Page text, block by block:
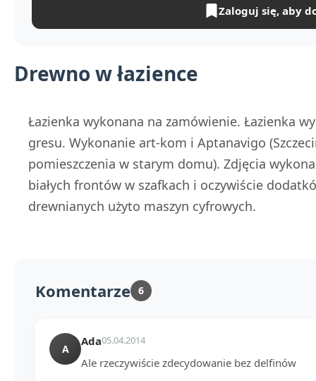
Drewno w łazience
Łazienka wykonana na zamówienie. Łazienka
gresu. Wykonanie art-kom i Aptanavigo
pomieszczenia w starym domu). Zdjęcia
białych frontów w szafkach i oczywiście
drewnianych użyto maszyn cyfrowych.
Zaloguj się, aby
Komentarze 6
A
Ada05.04.2014
Ale rzeczywiście zdecydowanie bez delfinów